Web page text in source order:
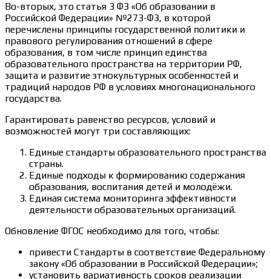
Во-вторых, это статья 3 ФЗ «Об образовании в
Российской Федерации» №273-ФЗ, в которой
перечислены принципы государственной политики и
правового регулирования отношений в сфере
образования, в том числе принцип единства
образовательного пространства на территории РФ,
защита и развитие этнокультурных особенностей и
традиций народов РФ в условиях многонационального
государства.
Гарантировать равенство ресурсов, условий и
возможностей могут три составляющих:
Единые стандарты образовательного пространства
страны.
Единые подходы к формированию содержания
образования, воспитания детей и молодёжи.
Единая система мониторинга эффективности
деятельности образовательных организаций.
Обновление ФГОС необходимо для того, чтобы:
привести Стандарты в соответствие Федеральному
закону «Об образовании в Российской Федерации»;
установить вариативность сроков реализации